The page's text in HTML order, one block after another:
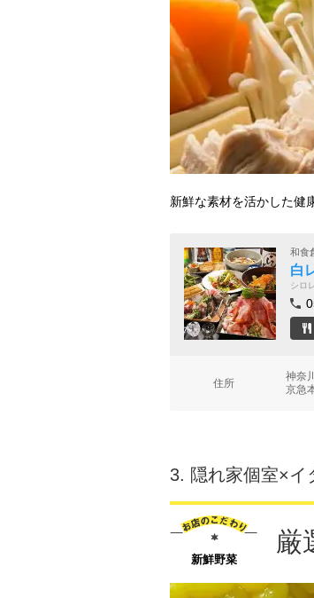
新鮮な素材を活かした健
和食
白
シロ
住所
神奈
京急
3. 隠れ家個室×イ
新鮮野菜
厳